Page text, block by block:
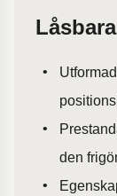
den